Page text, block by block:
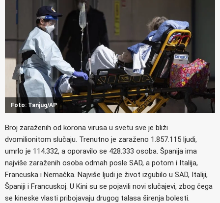
Foto: Tanjug/AP
Broj zaraženih od korona virusa u svetu sve je bliži
dvomilionitom slučaju. Trenutno je zaraženo 1.857.115 ljudi,
umrlo je 114.332, a oporavilo se 428.333 osoba. Španija ima
najviše zaraženih osoba odmah posle SAD, a potom i Italija,
Francuska i Nemačka. Najviše ljudi je život izgubilo u SAD, Italiji,
Španiji i Francuskoj. U Kini su se pojavili novi slučajevi, zbog čega
se kineske vlasti pribojavaju drugog talasa širenja bolesti.